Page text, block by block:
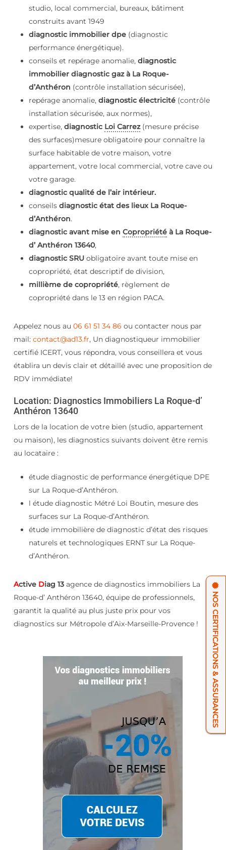
studio, local commercial, bureaux, bâtiment
construits avant 1949
diagnostic immobilier dpe(diagnostic
performance énergétique).
conseils et repérage anomalie, diagnostic
immobilier diagnostic gaz à La Roque-
d’Anthéron (contrôle installation sécurisée),
repérage anomalie, diagnostic électricité (contrôle
installation sécurisée, aux normes),
expertise, diagnostic Loi Carrez (mesure précise
des surfaces)mesure obligatoire pour connaître la
surface habitable de votre maison, votre
appartement, votre local commercial, votre cave ou
votre garage.
diagnostic qualité de l’air intérieur.
conseils diagnostic état des lieux La Roque-
d’Anthéron.
diagnostic avant mise en Copropriétéà La Roque-
d’ Anthéron 13640,
diagnostic SRU obligatoire avant toute mise en
copropriété, état descriptif de division,
millième de copropriété, règlement de
copropriété dans le 13 en région PACA.
Appelez nous au 06 61 51 34 86 ou contacter nous par
mail: contact@ad13.fr, Un diagnostiqueur immobilier
certifié ICERT, vous répondra, vous conseillera et vous
établira un devis clair et détaillé avec une proposition de
RDV immédiate!
Location: Diagnostics Immobiliers La Roque-d’
Anthéron 13640
Lors de la location de votre bien (studio, appartement
ou maison), les diagnostics suivants doivent être remis
au locataire :
étude diagnostic de performance énergétique DPE
sur La Roque-d’Anthéron.
l étude diagnostic Métré Loi Boutin, mesure des
surfaces sur La Roque-d’Anthéron.
étude immobilière de diagnostic d’état des risques
naturels et technologiques ERNT sur La Roque-
d’Anthéron.
Active Diag 13agence de diagnostics immobiliers La
Roque-d’ Anthéron 13640, équipe de professionnels,
garantit la qualité au plus juste prix pour vos
diagnostics sur Métropole d’Aix-Marseille-Provence !
NOS CERTIFICATIONS & ASSURANCES